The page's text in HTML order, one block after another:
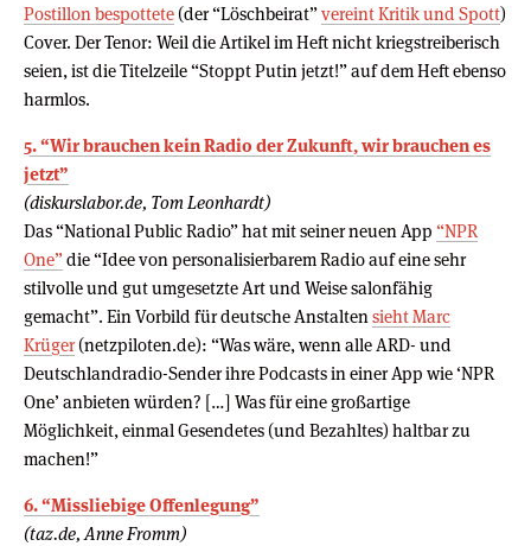
Postillon bespottete (der “Löschbeirat”vereint Kritik und Spott)
Cover. Der Tenor: Weil die Artikel im Heft nicht kriegstreiberisch
seien, ist die Titelzeile “Stoppt Putin jetzt!” auf dem Heft ebenso
harmlos.
5. “Wir brauchen kein Radio der Zukunft, wir brauchen es
jetzt”
(diskurslabor.de, Tom Leonhardt)
Das “National Public Radio” hat mit seiner neuen App “NPR
One”die “Idee von personalisierbarem Radio auf eine sehr
stilvolle und gut umgesetzte Art und Weise salonfähig
gemacht”. Ein Vorbild für deutsche Anstalten sieht Marc
Krüger(netzpiloten.de): “Was wäre, wenn alle ARD- und
Deutschlandradio-Sender ihre Podcasts in einer App wie ‘NPR
One’ anbieten würden? […] Was für eine großartige
Möglichkeit, einmal Gesendetes (und Bezahltes) haltbar zu
machen!”
6. “Missliebige Offenlegung”
(taz.de, Anne Fromm)